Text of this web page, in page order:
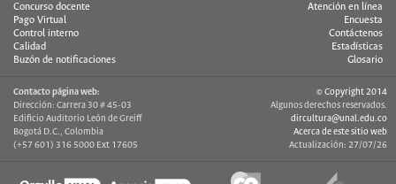
Concurso docente
Pago Virtual
Control interno
Calidad
Buzón de notificaciones
Atención en línea
Encuesta
Contáctenos
Estadísticas
Glosario
Contacto página web:
Dirección: Carrera 30 # 45-03
Edificio Auditorio León de Greiff
Bogotá D.C., Colombia
(+57 601) 316 5000 Ext 17605
© Copyright 2014
Algunos derechos reservados.
dircultura@unal.edu.co
Acerca de este sitio web
Actualización: 27/07/26